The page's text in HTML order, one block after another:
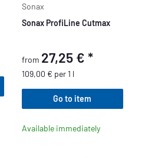
Sonax
Sonax ProfiLine Cutmax
from 27,25 € *
109,00 € per 1 l
Go to item
Available immediately